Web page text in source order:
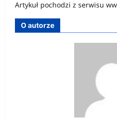
Artykuł pochodzi z serwisu
O autorze